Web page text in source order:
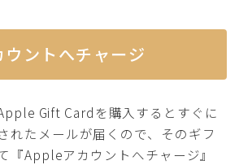
ントへチャージ
Gift Cardを購入するとすぐに
れたメールが届くので、そのギフ
『Appleアカウントへチャージ』